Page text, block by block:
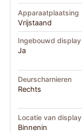
Apparaatplaatsing
Vrijstaand
Ingebouwd display
Ja
Deurscharnieren
Rechts
Locatie van display
Binnenin